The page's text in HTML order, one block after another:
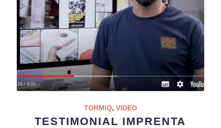
TORMIQ, VIDEO
TESTIMONIAL IMPRENTA